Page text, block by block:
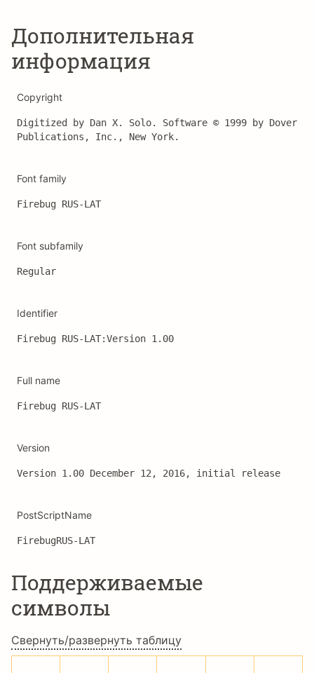
Дополнительная
информация
Copyright
Digitized by Dan X. Solo. Software © 1999 by Dover
Publications, Inc., New York.
Font family
Firebug RUS-LAT
Font subfamily
Regular
Identifier
Firebug RUS-LAT:Version 1.00
Full name
Firebug RUS-LAT
Version
Version 1.00 December 12, 2016, initial release
PostScriptName
FirebugRUS-LAT
Поддерживаемые
символы
Свернуть/развернуть таблицу